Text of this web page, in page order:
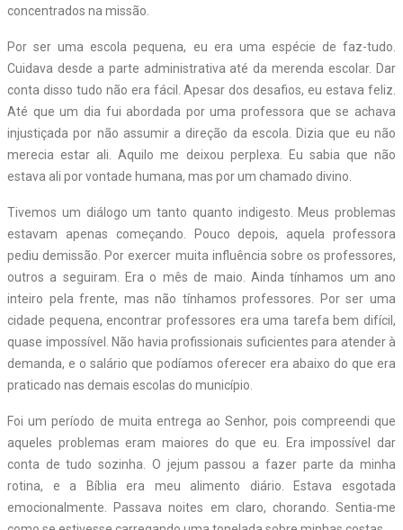
concentrados na missão.
Por ser uma escola pequena, eu era uma espécie de faz-tudo.
Cuidava desde a parte administrativa até da merenda escolar. Dar
conta disso tudo não era fácil. Apesar dos desafios, eu estava feliz.
Até que um dia fui abordada por uma professora que se achava
injustiçada por não assumir a direção da escola. Dizia que eu não
merecia estar ali. Aquilo me deixou perplexa. Eu sabia que não
estava ali por vontade humana, mas por um chamado divino.
Tivemos um diálogo um tanto quanto indigesto. Meus problemas
estavam apenas começando. Pouco depois, aquela professora
pediu demissão. Por exercer muita influência sobre os professores,
outros a seguiram. Era o mês de maio. Ainda tínhamos um ano
inteiro pela frente, mas não tínhamos professores. Por ser uma
cidade pequena, encontrar professores era uma tarefa bem difícil,
quase impossível. Não havia profissionais suficientes para atender à
demanda, e o salário que podíamos oferecer era abaixo do que era
praticado nas demais escolas do município.
Foi um período de muita entrega ao Senhor, pois compreendi que
aqueles problemas eram maiores do que eu. Era impossível dar
conta de tudo sozinha. O jejum passou a fazer parte da minha
rotina, e a Bíblia era meu alimento diário. Estava esgotada
emocionalmente. Passava noites em claro, chorando. Sentia-me